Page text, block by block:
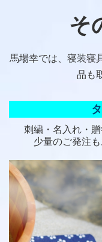
そ
馬場幸では、寝装寝
品も
刺繍・名入れ・
少量のご発注